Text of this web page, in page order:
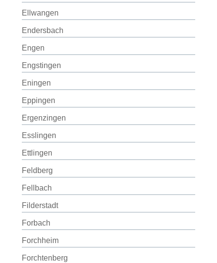
Ellwangen
Endersbach
Engen
Engstingen
Eningen
Eppingen
Ergenzingen
Esslingen
Ettlingen
Feldberg
Fellbach
Filderstadt
Forbach
Forchheim
Forchtenberg